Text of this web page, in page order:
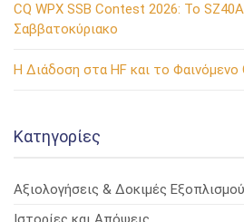
CQ WPX SSB Contest 2026: Το
Σαββατοκύριακο
Η Διάδοση στα HF και το Φαινόμενο
Kατηγορίες
Αξιολογήσεις & Δοκιμές Εξοπλισμού